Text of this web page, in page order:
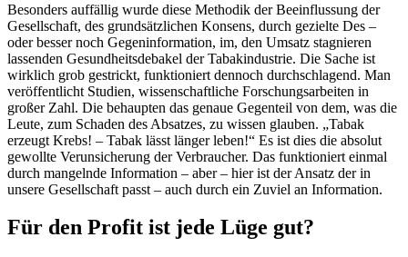
Besonders auffällig wurde diese Methodik der Beeinflussung der
Gesellschaft, des grundsätzlichen Konsens, durch gezielte Des –
oder besser noch Gegeninformation, im, den Umsatz stagnieren
lassenden Gesundheitsdebakel der Tabakindustrie. Die Sache ist
wirklich grob gestrickt, funktioniert dennoch durchschlagend. Man
veröffentlicht Studien, wissenschaftliche Forschungsarbeiten in
großer Zahl. Die behaupten das genaue Gegenteil von dem, was die
Leute, zum Schaden des Absatzes, zu wissen glauben. „Tabak
erzeugt Krebs! – Tabak lässt länger leben!“ Es ist dies die absolut
gewollte Verunsicherung der Verbraucher. Das funktioniert einmal
durch mangelnde Information – aber – hier ist der Ansatz der in
unsere Gesellschaft passt – auch durch ein Zuviel an Information.
Für den Profit ist jede Lüge gut?